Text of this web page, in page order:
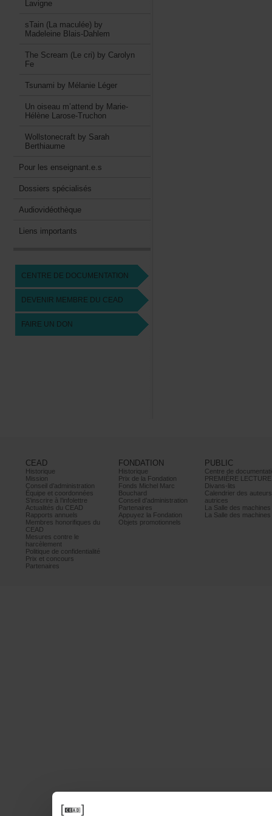
Lavigne
sTain(Lamaculée)by
MadeleineBlais-Dahlem
TheScream(Lecri)byCarolyn
Fe
TsunamibyMélanieLéger
Unoiseaum’attendbyMarie-
HélèneLarose-Truchon
WollstonecraftbySarah
Berthiaume
Pourlesenseignant.e.s
Dossiersspécialisés
Audiovidéothèque
Liensimportants
CENTREDEDOCUMENTATION
DEVENIRMEMBREDUCEAD
FAIREUNDON
CEAD
Historique
Mission
Conseild’administration
Équipeetcoordonnées
S’inscrireàl’infolettre
ActualitésduCEAD
Rapportsannuels
Membreshonorifiquesdu
CEAD
Mesurescontrele
harcèlement
Politiquedeconfidentialité
Prixetconcours
Partenaires
FONDATION
Historique
PrixdelaFondation
FondsMichelMarc
Bouchard
Conseild’administration
Partenaires
AppuyezlaFondation
Objetspromotionnels
PUBLIC
PREMIÈRELECTURE
Divans-lits
autrices